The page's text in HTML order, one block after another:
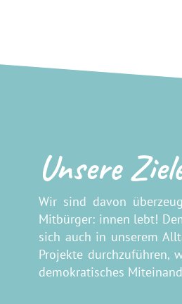
Unsere
Wir sind davon
Mitbürger: innen lebt!
sich auch in unserem
Projekte durchzuführen,
demokratisches